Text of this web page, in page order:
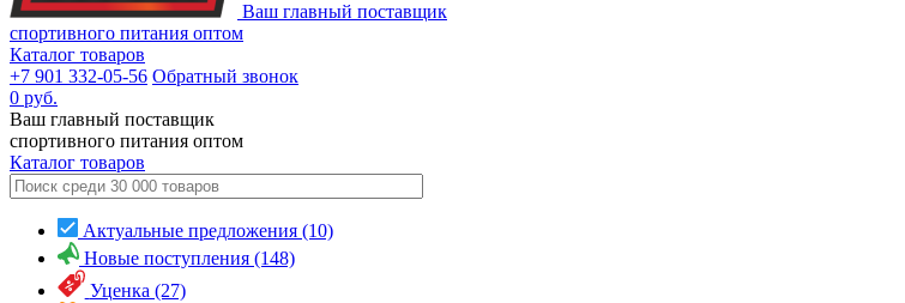
Ваш главный поставщик
спортивного питания оптом
Каталог товаров
+7 901 332-05-56 Обратный звонок
0 руб.
Ваш главный поставщик
спортивного питания оптом
Каталог товаров
Актуальные предложения (10)
Новые поступления (148)
Уценка (27)